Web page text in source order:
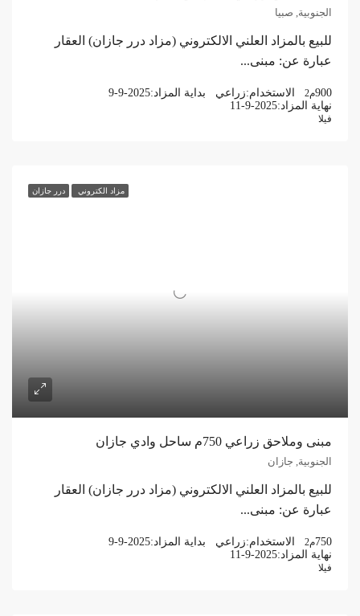
الجنوبية, صبيا
للبيع بالمزاد العلني الالكتروني (مزاد درر جازان) العقار
عبارة عن: مبنى...
900م2 الاستخدام:زراعي بداية المزاد:9-9-2025
نهاية المزاد:11-9-2025
فيلا
مزاد الكتروني درر جازان
مبنى وملاحق زراعي 750م ساحل وادي جازان
الجنوبية, جازان
للبيع بالمزاد العلني الالكتروني (مزاد درر جازان) العقار
عبارة عن: مبنى...
750م2 الاستخدام:زراعي بداية المزاد:9-9-2025
نهاية المزاد:11-9-2025
فيلا